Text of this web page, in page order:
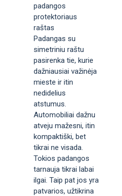
padangos
protektoriaus
raštas
Padangas su
simetriniu raštu
pasirenka tie, kurie
dažniausiai važinėja
mieste ir itin
nedidelius
atstumus.
Automobiliai dažnu
atveju mažesni, itin
kompaktiški, bet
tikrai ne visada.
Tokios padangos
tarnauja tikrai labai
ilgai. Taip pat jos yra
patvarios, užtikrina